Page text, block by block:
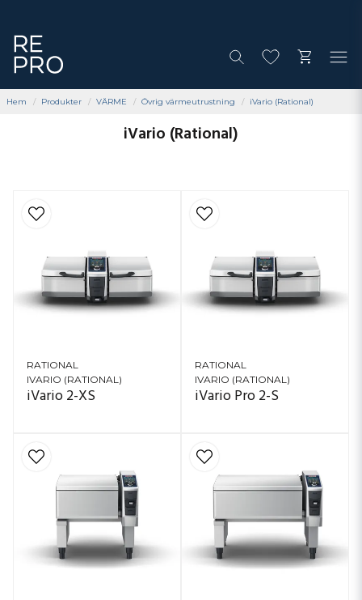
Hem Produkter VÄRME Övrig värmeutrustning iVario (Rational)
iVario (Rational)
RATIONAL
IVARIO (RATIONAL)
iVario 2-XS
RATIONAL
IVARIO (RATIONAL)
iVario Pro 2-S